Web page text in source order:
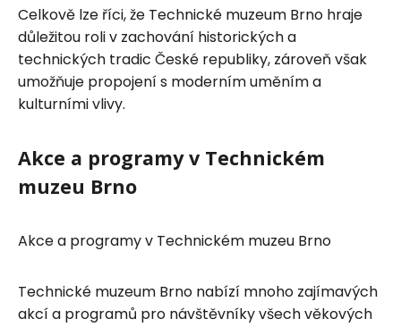
Celkově lze říci, že Technické muzeum Brno hraje
důležitou roli v zachování historických a
technických tradic České republiky, zároveň však
umožňuje propojení s moderním uměním a
kulturními vlivy.
Akce a programy v Technickém
muzeu Brno
Akce a programy v Technickém muzeu Brno
Technické muzeum Brno nabízí mnoho zajímavých
akcí a programů pro návštěvníky všech věkových